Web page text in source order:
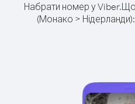
Набрати номер у Viber.
(Монако > Нідерланди):